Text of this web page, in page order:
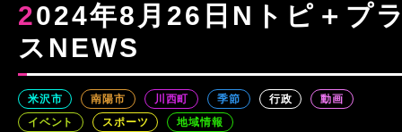
2024年8月26日Nトピ＋プラ
スNEWS
米沢市 南陽市 川西町 季節 行政
動画
イベント
スポーツ 地域情報